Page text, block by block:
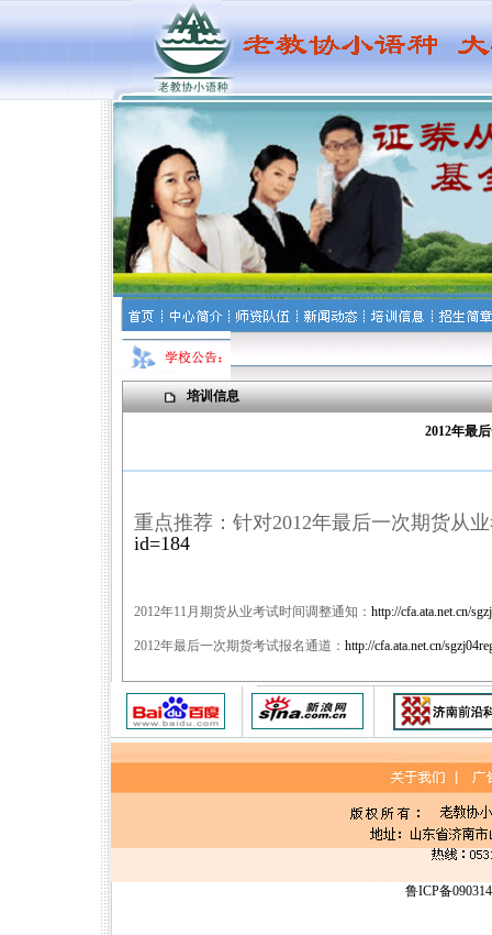
培训信息
2012年最
重点推荐：针对2012年最后一次期货从
id=184
2012年11月期货从业考试时间调整通知： http://cfa.ata.net.cn/
2012年最后一次期货考试报名通道： http://cfa.ata.net.cn/
鲁ICP备